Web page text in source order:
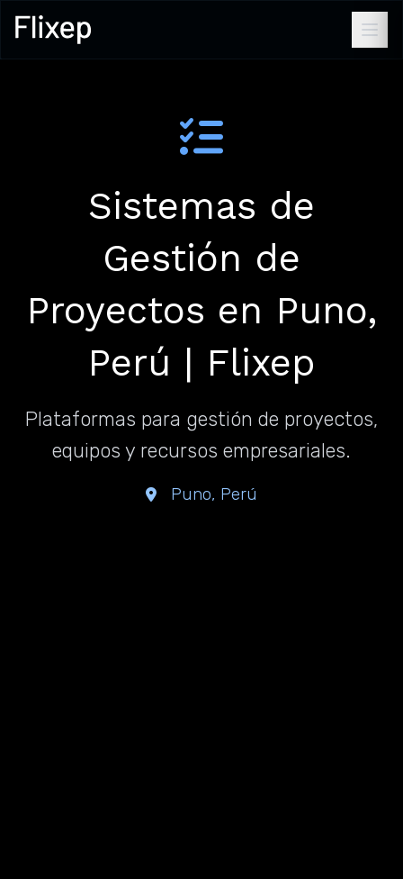
Sistemas de
Gestión de
Proyectos en Puno,
Perú | Flixep
Plataformas para gestión de proyectos,
equipos y recursos empresariales.
Puno, Perú